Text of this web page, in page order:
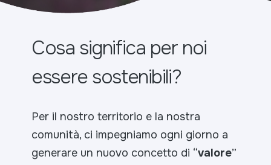
Cosa significa per noi
essere sostenibili?
Per il nostro territorio e la nostra
comunità, ci impegniamo ogni giorno a
generare un nuovo concetto di “valore”